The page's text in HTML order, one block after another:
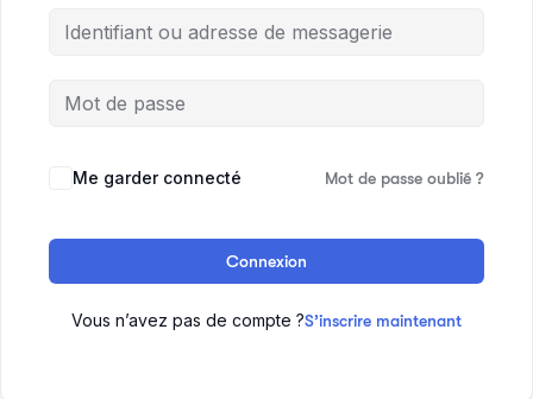
Me garder connecté Mot de passe oublié ?
Connexion
Vous n’avez pas de compte ?S’inscrire maintenant